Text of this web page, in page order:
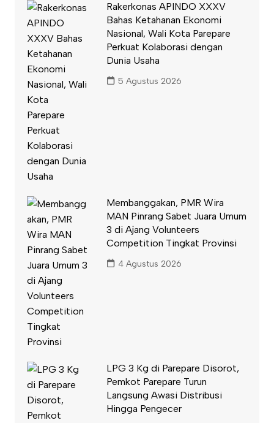
Rakerkonas APINDO XXXV
Bahas Ketahanan Ekonomi
Nasional, Wali Kota Parepare
Perkuat Kolaborasi dengan
Dunia Usaha
5 Agustus 2026
Membanggakan, PMR Wira
MAN Pinrang Sabet Juara Umum
3 di Ajang Volunteers
Competition Tingkat Provinsi
4 Agustus 2026
LPG 3 Kg di Parepare Disorot,
Pemkot Parepare Turun
Langsung Awasi Distribusi
Hingga Pengecer